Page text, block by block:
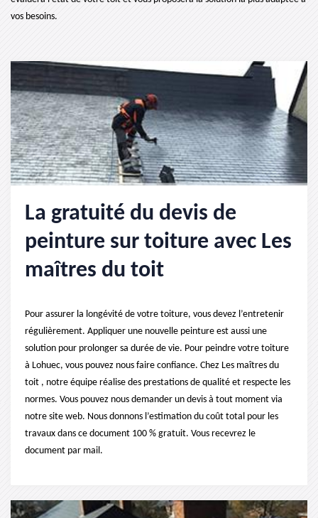
vos besoins.
La gratuité du devis de
peinture sur toiture avec Les
maîtres du toit
Pour assurer la longévité de votre toiture, vous devez l’entretenir
régulièrement. Appliquer une nouvelle peinture est aussi une
solution pour prolonger sa durée de vie. Pour peindre votre toiture
à Lohuec, vous pouvez nous faire confiance. Chez Les maîtres du
toit , notre équipe réalise des prestations de qualité et respecte les
normes. Vous pouvez nous demander un devis à tout moment via
notre site web. Nous donnons l’estimation du coût total pour les
travaux dans ce document 100 % gratuit. Vous recevrez le
document par mail.